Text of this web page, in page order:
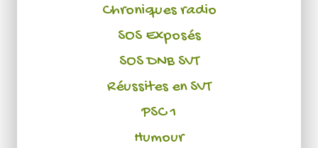
Chroniques radio
SOS Exposés
SOS DNB SVT
Réussites en SVT
PSC 1
Humour